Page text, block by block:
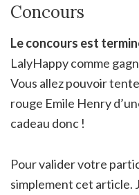
Concours
Le concours est
LalyHappy comme
Vous allez pouvoir
rouge Emile Henry
cadeau donc !
Pour valider votre
simplement cet article.